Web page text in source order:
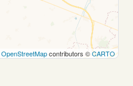
OpenStreetMapcontributors ©CARTO